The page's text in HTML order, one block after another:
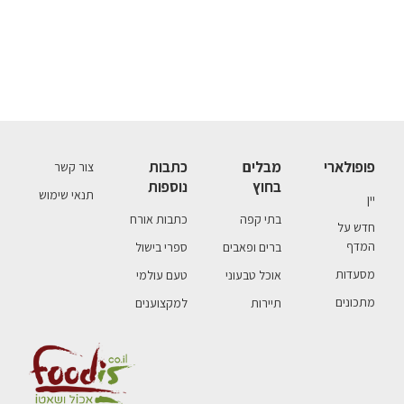
פופולארי
יין
חדש על
המדף
מסעדות
מתכונים
מבלים
בחוץ
בתי קפה
ברים ופאבים
אוכל טבעוני
תיירות
כתבות
נוספות
כתבות אורח
ספרי בישול
טעם עולמי
למקצוענים
צור קשר
תנאי שימוש